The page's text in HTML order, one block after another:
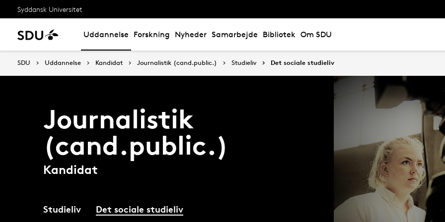
Syddansk Universitet
Uddannelse Forskning Nyheder Samarbejde Bibliotek Om SDU
SDU Uddannelse Kandidat Journalistik (cand.public.) Studieliv Det sociale studieliv
Journalistik
(cand.public.)
Kandidat
Studieliv
Det sociale studieliv